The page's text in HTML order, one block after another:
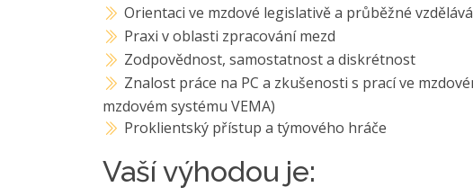
Orientaci ve mzdové legislativě a průběžné
Praxi v oblasti zpracování mezd
Zodpovědnost, samostatnost a diskrétnost
Znalost práce na PC a zkušenosti s prací ve
mzdovém systému VEMA)
Proklientský přístup a týmového hráče
Vaší výhodou je: